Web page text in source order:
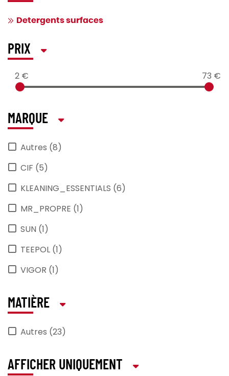
Detergents surfaces
PRIX
2 € 73 €
MARQUE
Autres (8)
CIF (5)
KLEANING_ESSENTIALS (6)
MR_PROPRE (1)
SUN (1)
TEEPOL (1)
VIGOR (1)
MATIÈRE
Autres (23)
AFFICHER UNIQUEMENT